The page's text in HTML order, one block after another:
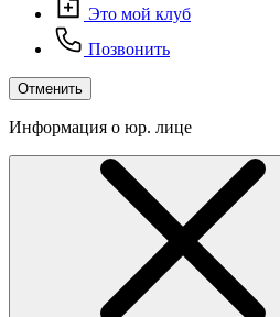
Это мой клуб
Позвонить
Отменить
Информация о юр. лице